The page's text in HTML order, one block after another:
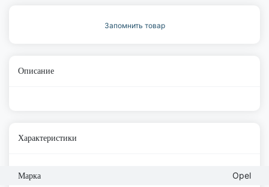
Запомнить товар
Описание
Характеристики
Марка Opel